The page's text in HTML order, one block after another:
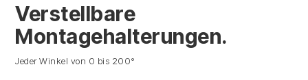
Verstellbare
Montagehalterungen.
Jeder Winkel von 0 bis 200°